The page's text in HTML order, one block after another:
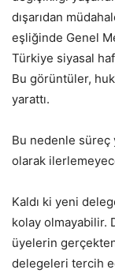
dışarıdan
eşliğinde Genel
Türkiye siyasal
Bu görüntüler,
yarattı.
Bu nedenle süreç
olarak
Kaldı ki yeni
kolay olmayabilir.
üyelerin
delegeleri tercih